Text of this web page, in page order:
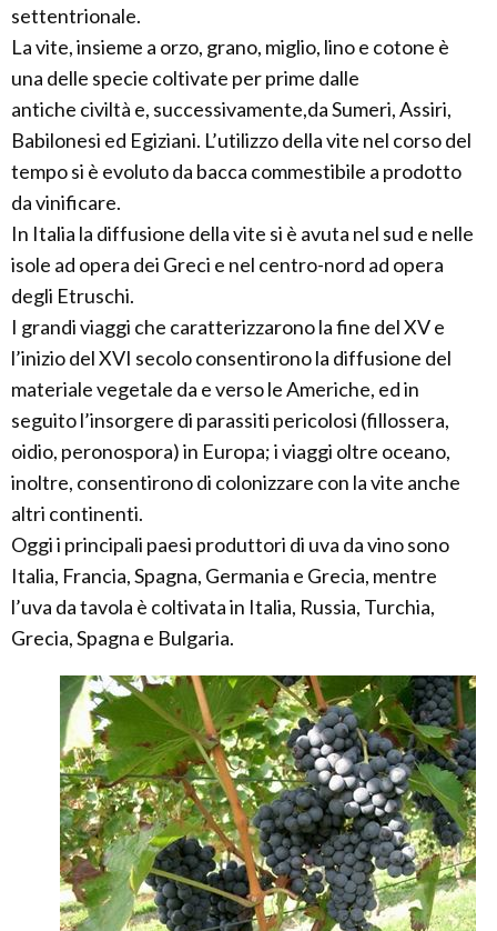
settentrionale.
La vite, insieme a orzo, grano, miglio, lino e cotone è
una delle specie coltivate per prime dalle
antiche civiltà e, successivamente,da Sumeri, Assiri,
Babilonesi ed Egiziani. L’utilizzo della vite nel corso del
tempo si è evoluto da bacca commestibile a prodotto
da vinificare.
In Italia la diffusione della vite si è avuta nel sud e nelle
isole ad opera dei Greci e nel centro-nord ad opera
degli Etruschi.
I grandi viaggi che caratterizzarono la fine del XV e
l’inizio del XVI secolo consentirono la diffusione del
materiale vegetale da e verso le Americhe, ed in
seguito l’insorgere di parassiti pericolosi (fillossera,
oidio, peronospora) in Europa; i viaggi oltre oceano,
inoltre, consentirono di colonizzare con la vite anche
altri continenti.
Oggi i principali paesi produttori di uva da vino sono
Italia, Francia, Spagna, Germania e Grecia, mentre
l’uva da tavola è coltivata in Italia, Russia, Turchia,
Grecia, Spagna e Bulgaria.